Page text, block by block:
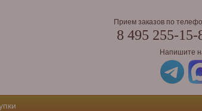
Прием заказов по
8 495 255-15-
Напишите